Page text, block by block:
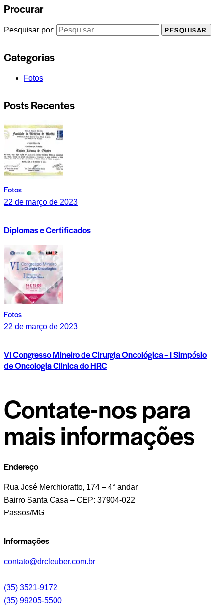
Procurar
Pesquisar por:
Categorias
Fotos
Posts Recentes
Fotos
22 de março de 2023
Diplomas e Certificados
Fotos
22 de março de 2023
VI Congresso Mineiro de Cirurgia Oncológica – I Simpósio
de Oncologia Clinica do HRC
Contate-nos para
mais informações
Endereço
Rua José Merchioratto, 174 – 4° andar
Bairro Santa Casa – CEP: 37904-022
Passos/MG
Informações
contato@drcleuber.com.br
(35) 3521-9172
(35) 99205-5500